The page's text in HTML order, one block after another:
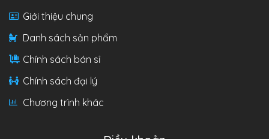
Giới thiệu chung
Danh sách sản phẩm
Chính sách bán sỉ
Chính sách đại lý
Chương trình khác